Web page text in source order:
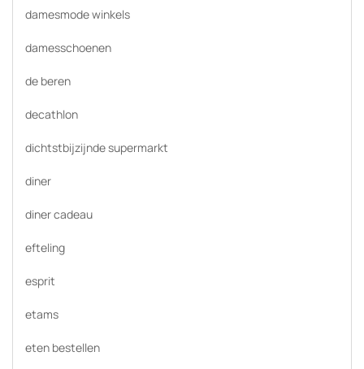
damesmode winkels
damesschoenen
de beren
decathlon
dichtstbijzijnde supermarkt
diner
diner cadeau
efteling
esprit
etams
eten bestellen